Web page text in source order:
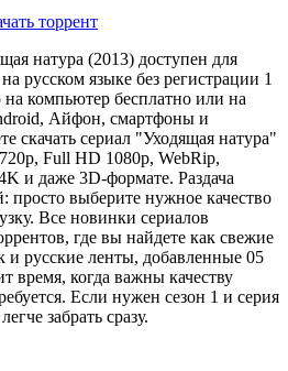
торрент
натура (2013) доступен для
русском языке без регистрации 1
компьютер бесплатно или на
Айфон, смартфоны и
скачать сериал "Уходящая натура"
Full HD 1080p, WebRip,
и даже 3D-формате. Раздача
просто выберите нужное качество
Все новинки сериалов
где вы найдете как свежие
и русские ленты, добавленные 05
время, когда важны качеству
Если нужен сезон 1 и серия
забрать сразу.